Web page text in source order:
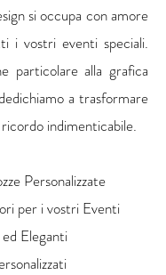
si occupa con amore
i vostri eventi speciali.
particolare alla grafica
a trasformare
indimenticabile.
Personalizzate
per i vostri Eventi
Eleganti